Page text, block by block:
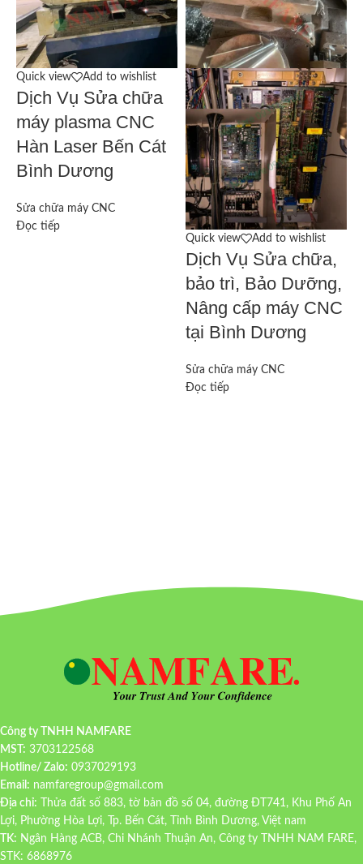
Quick view Add to wishlist
Dịch Vụ Sửa chữa
máy plasma CNC
Hàn Laser Bến Cát
Bình Dương
Sửa chữa máy CNC
Đọc tiếp
Quick view
Add to wishlist
Dịch Vụ Sửa chữa,
bảo trì, Bảo Dưỡng,
Nâng cấp máy CNC
tại Bình Dương
Sửa chữa máy CNC
Đọc tiếp
Công ty TNHH NAMFARE
MST: 3703122568
Hotline/ Zalo: 0937029193
Email: namfaregroup@gmail.com
Địa chỉ: Thửa đất số 883, tờ bản đồ số 04, đường ĐT741, Khu Phố An
Lợi, Phường Hòa Lợi, Tp. Bến Cát, Tỉnh Bình Dương, Việt nam
TK: Ngân Hàng ACB, Chi Nhánh Thuận An, Công ty TNHH NAM FARE,
STK: 6868976